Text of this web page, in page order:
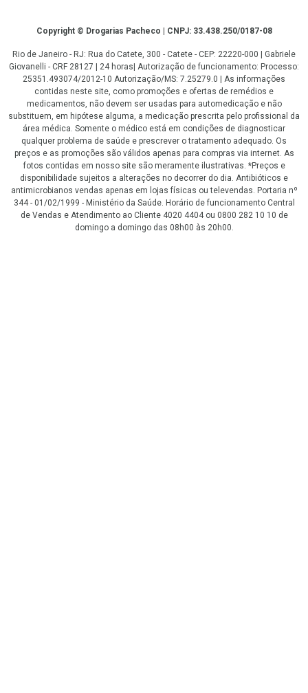
CopyrightCopyright © Drogarias Pacheco | CNPJ: 33.438.250/0187-08
Rio de Janeiro - RJ: Rua do Catete, 300 - Catete - CEP: 22220-000 | Gabriele
Giovanelli - CRF 28127 | 24 horas| Autorização de funcionamento: Processo:
25351.493074/2012-10 Autorização/MS: 7.25279.0 | As informações
contidas neste site, como promoções e ofertas de remédios e
medicamentos, não devem ser usadas para automedicação e não
substituem, em hipótese alguma, a medicação prescrita pelo profissional da
área médica. Somente o médico está em condições de diagnosticar
qualquer problema de saúde e prescrever o tratamento adequado. Os
preços e as promoções são válidos apenas para compras via internet. As
fotos contidas em nosso site são meramente ilustrativas. *Preços e
disponibilidade sujeitos a alterações no decorrer do dia. Antibióticos e
antimicrobianos vendas apenas em lojas físicas ou televendas. Portaria nº
344 - 01/02/1999 - Ministério da Saúde. Horário de funcionamento Central
de Vendas e Atendimento ao Cliente 4020 4404 ou 0800 282 10 10 de
domingo a domingo das 08h00 às 20h00.